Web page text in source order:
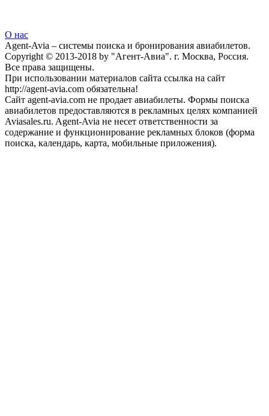
О нас
Agent-Avia – системы поиска и бронирования авиабилетов.
Copyright © 2013-2018 by "Агент-Авиа". г. Москва, Россия.
Все права защищены.
При использовании материалов сайта ссылка на сайт
http://agent-avia.com обязательна!
Сайт agent-avia.com не продает авиабилеты. Формы поиска
авиабилетов предоставляются в рекламных целях компанией
Aviasales.ru. Agent-Avia не несет ответственности за
содержание и функционирование рекламных блоков (форма
поиска, календарь, карта, мобильные приложения).